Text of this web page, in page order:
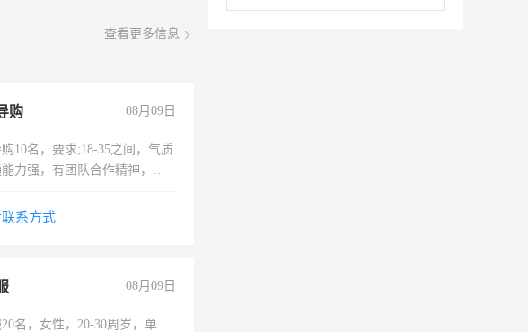
查看更多信息
购 08月09日
10名，要求;18-35之间，气质
力强，有团队合作精神，有
系方式
08月09日
名，女性，20-30周岁，单